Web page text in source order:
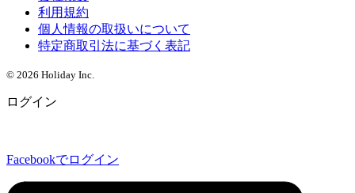
利用規約
個人情報の取扱いについて
特定商取引法に基づく表記
© 2026 Holiday Inc.
ログイン
Facebookでログイン